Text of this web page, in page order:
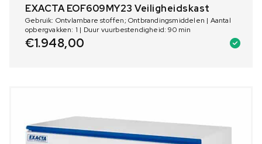
EXACTA EOF609MY23 Veiligheidskast
Gebruik: Ontvlambare stoffen; Ontbrandingsmiddelen | Aantal
opbergvakken: 1 | Duur vuurbestendigheid: 90 min
€1.948,00